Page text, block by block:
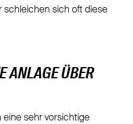
schleichen sich oft diese
ANLAGE ÜBER
eine sehr vorsichtige